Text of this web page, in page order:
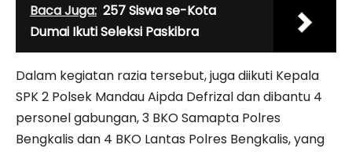
Baca Juga: 257 Siswa se-Kota
Dumai Ikuti Seleksi Paskibra
Dalam kegiatan razia tersebut, juga diikuti Kepala
SPK 2 Polsek Mandau Aipda Defrizal dan dibantu 4
personel gabungan, 3 BKO Samapta Polres
Bengkalis dan 4 BKO Lantas Polres Bengkalis, yang